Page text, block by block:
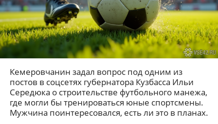
Кемеровчанин задал вопрос под одним из
постов в соцсетях губернатора Кузбасса Ильи
Середюка о строительстве футбольного манежа,
где могли бы тренироваться юные спортсмены.
Мужчина поинтересовался, есть ли это в планах.